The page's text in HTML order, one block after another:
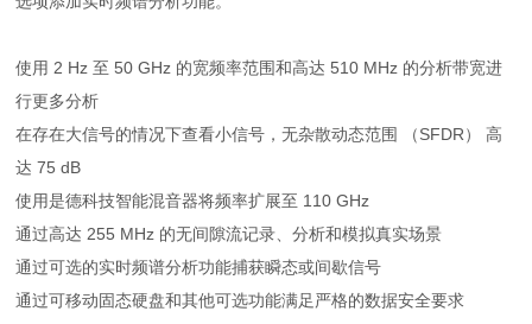
使用 2 Hz 至 50 GHz 的宽频率范围和高达 510 MHz 的分析带宽进
行更多分析
在存在大信号的情况下查看小信号，无杂散动态范围 （SFDR） 高
达 75 dB
使用是德科技智能混音器将频率扩展至 110 GHz
通过高达 255 MHz 的无间隙流记录、分析和模拟真实场景
通过可选的实时频谱分析功能捕获瞬态或间歇信号
通过可移动固态硬盘和其他可选功能满足严格的数据安全要求